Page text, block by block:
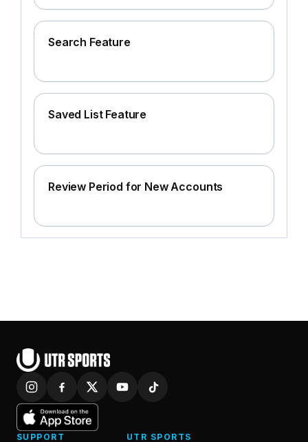
Search Feature
Saved List Feature
Review Period for New Accounts
SUPPORT UTR SPORTS